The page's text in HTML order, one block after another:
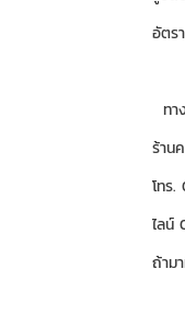
อัตร
ทา
ร้าน
โทร
ไลน์
ถ้าม